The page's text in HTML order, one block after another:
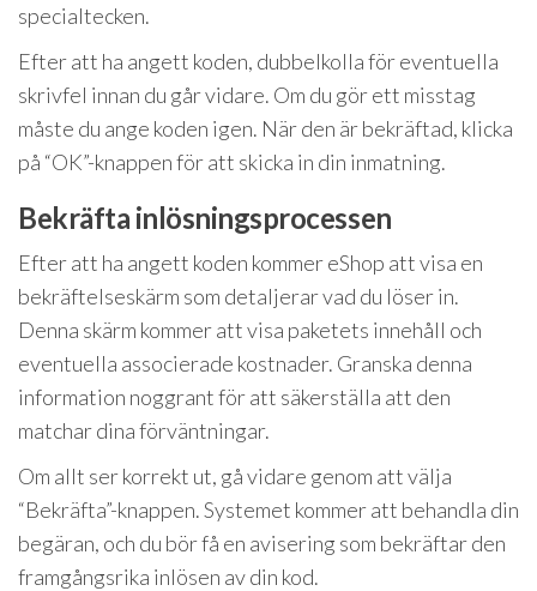
specialtecken.
Efter att ha angett koden, dubbelkolla för eventuella
skrivfel innan du går vidare. Om du gör ett misstag
måste du ange koden igen. När den är bekräftad, klicka
på “OK”-knappen för att skicka in din inmatning.
Bekräfta inlösningsprocessen
Efter att ha angett koden kommer eShop att visa en
bekräftelseskärm som detaljerar vad du löser in.
Denna skärm kommer att visa paketets innehåll och
eventuella associerade kostnader. Granska denna
information noggrant för att säkerställa att den
matchar dina förväntningar.
Om allt ser korrekt ut, gå vidare genom att välja
“Bekräfta”-knappen. Systemet kommer att behandla din
begäran, och du bör få en avisering som bekräftar den
framgångsrika inlösen av din kod.